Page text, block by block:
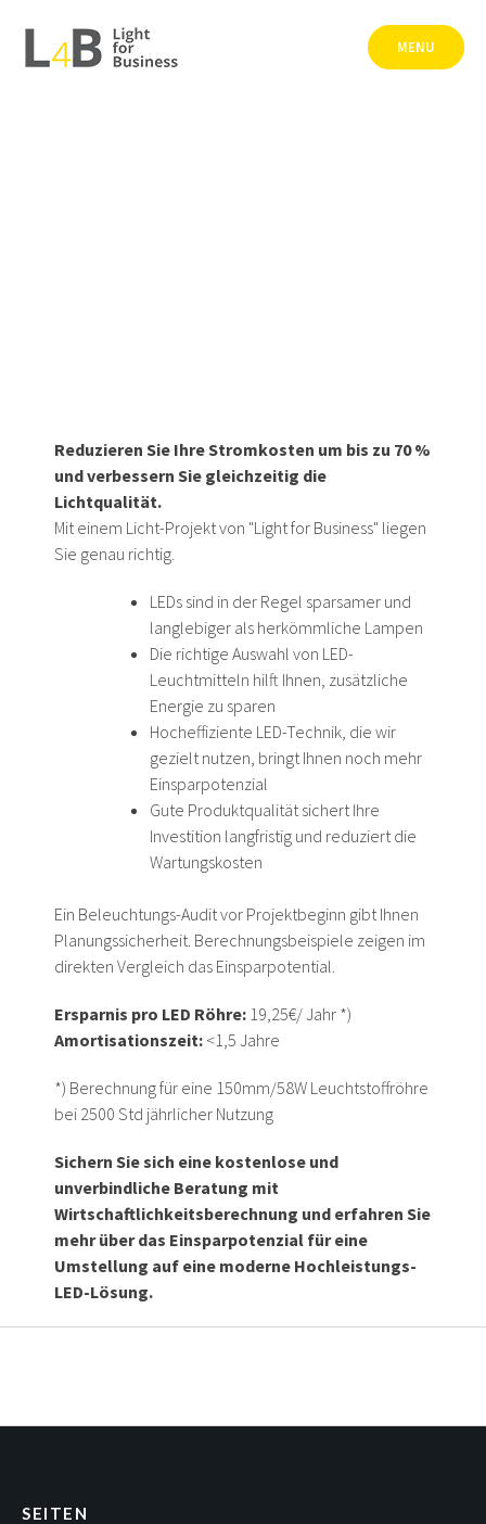
content
MENU
Reduzieren Sie Ihre Stromkosten um bis zu 70 %
und verbessern Sie gleichzeitig die
Lichtqualität.
Mit einem Licht-Projekt von "Light for Business" liegen
Sie genau richtig.
LEDs sind in der Regel sparsamer und
langlebiger als herkömmliche Lampen
Die richtige Auswahl von LED-
Leuchtmitteln hilft Ihnen, zusätzliche
Energie zu sparen
Hocheffiziente LED-Technik, die wir
gezielt nutzen, bringt Ihnen noch mehr
Einsparpotenzial
Gute Produktqualität sichert Ihre
Investition langfristig und reduziert die
Wartungskosten
Ein Beleuchtungs-Audit vor Projektbeginn gibt Ihnen
Planungssicherheit. Berechnungsbeispiele zeigen im
direkten Vergleich das Einsparpotential.
Ersparnis pro LED Röhre: 19,25€/ Jahr *)
Amortisationszeit: <1,5 Jahre
*) Berechnung für eine 150mm/58W Leuchtstoffröhre
bei 2500 Std jährlicher Nutzung
Sichern Sie sich eine kostenlose und
unverbindliche Beratung mit
Wirtschaftlichkeitsberechnung und erfahren Sie
mehr über das Einsparpotenzial für eine
Umstellung auf eine moderne Hochleistungs-
LED-Lösung.
SEITEN